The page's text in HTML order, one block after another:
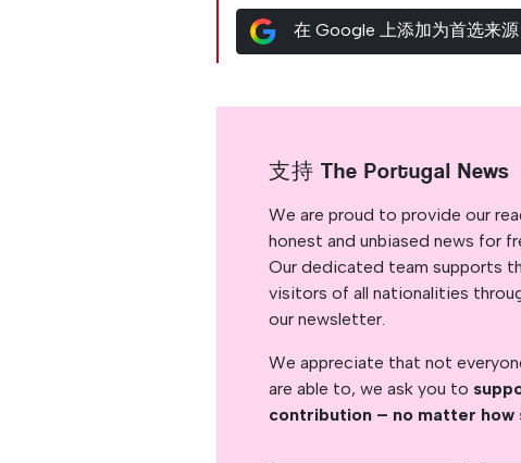
在 Google 上添加为首选来源
支持 The Portugal News
We are proud to provide our
honest and unbiased news for
Our dedicated team supports
visitors of all nationalities
our newsletter.
We appreciate that not
are able to, we ask you to
contribution – no matter how